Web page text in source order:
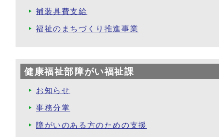
補装具費支給
福祉のまちづくり推進事業
健康福祉部障がい福祉課
お知らせ
事務分掌
障がいのある方のための支援